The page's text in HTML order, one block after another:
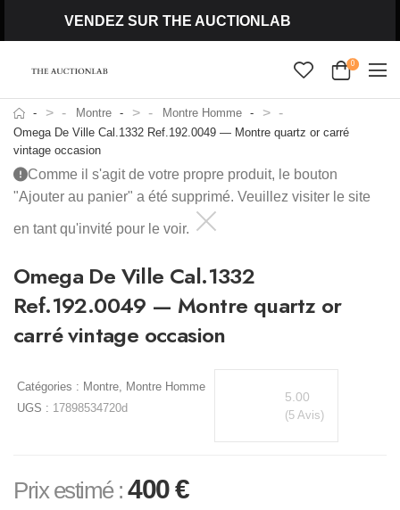
VENDEZ SUR THE AUCTIONLAB
0
> Montre > Montre Homme >
Omega De Ville Cal.1332 Ref.192.0049 — Montre quartz or carré
vintage occasion
Comme il s'agit de votre propre produit, le bouton
"Ajouter au panier" a été supprimé. Veuillez visiter le site
en tant qu'invité pour le voir.
Omega De Ville Cal.1332
Ref.192.0049 — Montre quartz or
carré vintage occasion
Catégories : Montre, Montre Homme
UGS : 17898534720d
5.00
(5 Avis)
Prix estimé : 400€